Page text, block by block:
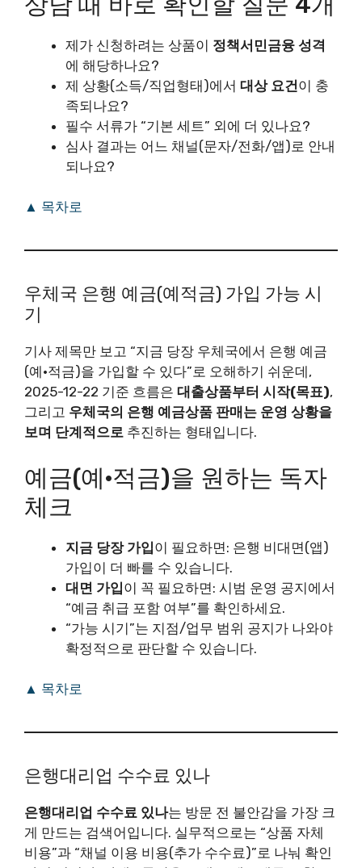
제가 신청하려는 상품이 정책서민금융 성격
에 해당하나요?
제 상황(소득/직업형태)에서 대상 요건이 충
족되나요?
필수 서류가 “기본 세트” 외에 더 있나요?
심사 결과는 어느 채널(문자/전화/앱)로 안내
되나요?
▲ 목차로
우체국 은행 예금(예적금) 가입 가능 시
기
기사 제목만 보고 “지금 당장 우체국에서 은행 예금
(예·적금)을 가입할 수 있다”로 오해하기 쉬운데,
2025-12-22 기준 흐름은 대출상품부터 시작(목표),
그리고 우체국의 은행 예금상품 판매는 운영 상황을
보며 단계적으로 추진하는 형태입니다.
예금(예·적금)을 원하는 독자
체크
지금 당장 가입이 필요하면: 은행 비대면(앱)
가입이 더 빠를 수 있습니다.
대면 가입이 꼭 필요하면: 시범 운영 공지에서
“예금 취급 포함 여부”를 확인하세요.
“가능 시기”는 지점/업무 범위 공지가 나와야
확정적으로 판단할 수 있습니다.
▲ 목차로
은행대리업 수수료 있나
은행대리업 수수료 있나는 방문 전 불안감을 가장 크
게 만드는 검색어입니다. 실무적으로는 “상품 자체
비용”과 “채널 이용 비용(추가 수수료)”로 나눠 확인